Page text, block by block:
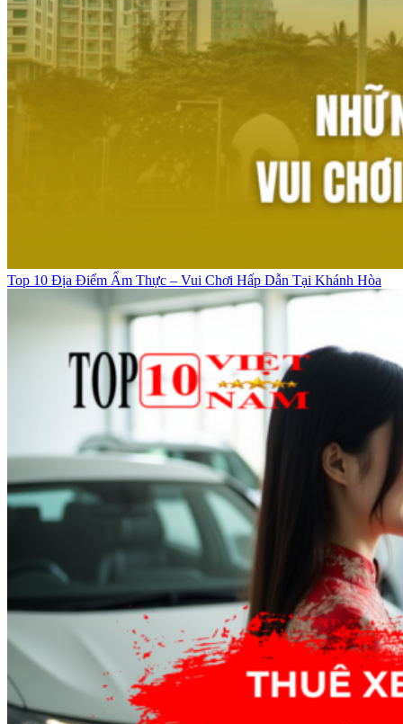
Top 10 Địa Điểm Ẩm Thực – Vui Chơi Hấp Dẫn Tại Khánh Hòa